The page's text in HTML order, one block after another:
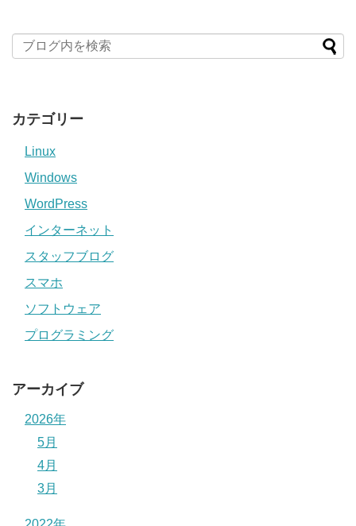
カテゴリー
Linux
Windows
WordPress
インターネット
スタッフブログ
スマホ
ソフトウェア
プログラミング
アーカイブ
2026年
5月
4月
3月